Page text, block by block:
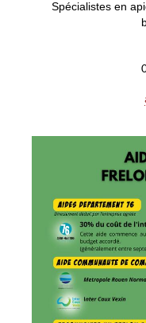
Spécialistes en